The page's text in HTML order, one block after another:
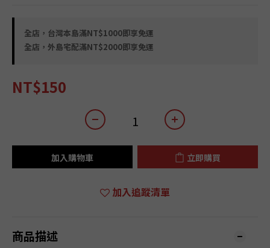
全店，台灣本島滿NT$1000即享免運
全店，外島宅配滿NT$2000即享免運
NT$150
加入購物車 立即購買
加入追蹤清單
商品描述